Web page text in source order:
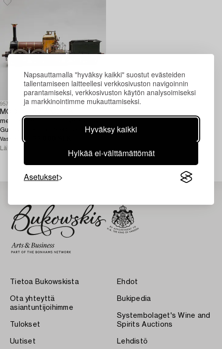
Napsauttamalla "hyväksy kaikki" suostut evästeiden
tallentamiseen laitteellesi verkkosivuston navigoinnin
parantamiseksi, verkkosivuston käytön analysoimiseksi
ja markkinointimme mukauttamiseksi.
Hyväksy kaikki
Hylkää ei-välttämättömät
Asetukset
957720
MODELL AV ÅNGLOK,
med tender, "Lion", tillverkad av
Gunnar Eriksson, 1980- /90-tal,
spårvidd 3,5 tum.
Vasarahinta
Lähtöhinta
Tietoa Bukowskista
Ota yhteyttä
asiantuntijoihimme
Tulokset
Uutiset
Ehdot
Bukipedia
Systembolaget's Wine and
Spirits Auctions
Lehdistö